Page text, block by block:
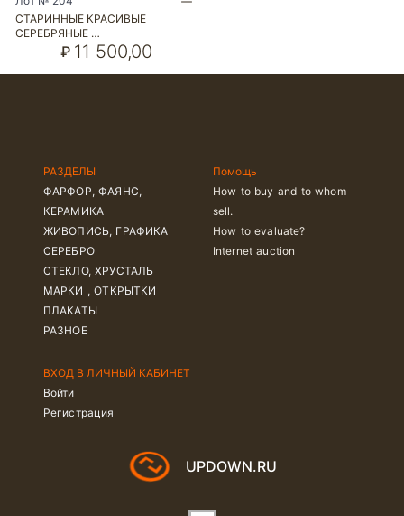
СТАРИННЫЕ КРАСИВЫЕ
СЕРЕБРЯНЫЕ …
₽ 11 500,00
РАЗДЕЛЫ
ФАРФОР, ФАЯНС,
КЕРАМИКА
ЖИВОПИСЬ, ГРАФИКА
СЕРЕБРО
СТЕКЛО, ХРУСТАЛЬ
МАРКИ , ОТКРЫТКИ
ПЛАКАТЫ
РАЗНОЕ
Помощь
How to buy and to whom
sell.
How to evaluate?
Internet auction
ВХОД В ЛИЧНЫЙ КАБИНЕТ
Войти
Регистрация
UPDOWN.RU